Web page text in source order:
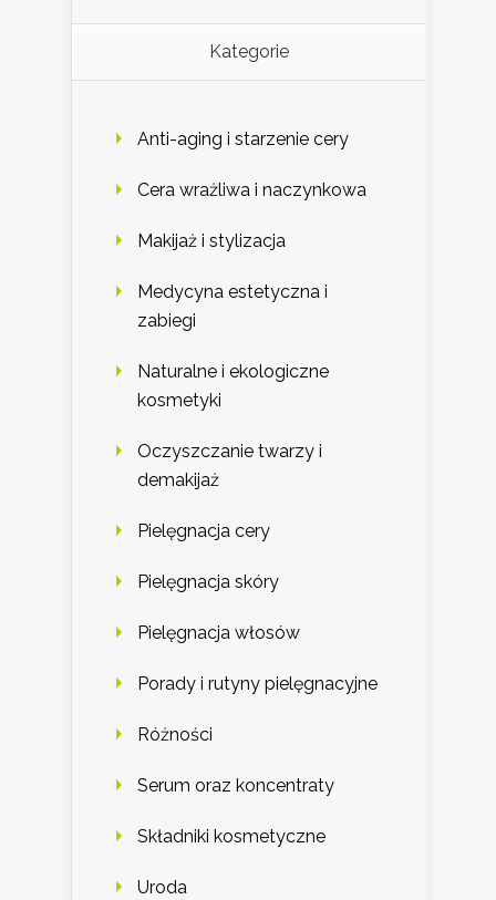
Kategorie
Anti-aging i starzenie cery
Cera wrażliwa i naczynkowa
Makijaż i stylizacja
Medycyna estetyczna i
zabiegi
Naturalne i ekologiczne
kosmetyki
Oczyszczanie twarzy i
demakijaż
Pielęgnacja cery
Pielęgnacja skóry
Pielęgnacja włosów
Porady i rutyny pielęgnacyjne
Różności
Serum oraz koncentraty
Składniki kosmetyczne
Uroda